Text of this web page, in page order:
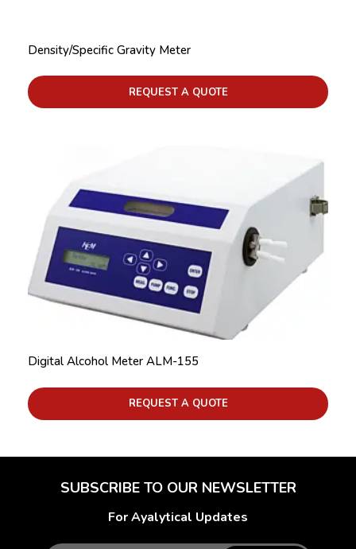
Density/Specific Gravity Meter
REQUEST A QUOTE
Digital Alcohol Meter ALM-155
REQUEST A QUOTE
SUBSCRIBE TO OUR NEWSLETTER
For Ayalytical Updates